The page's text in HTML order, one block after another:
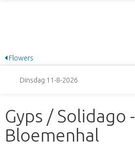
Flowers
Dinsdag 11-8-2026
Gyps / Solidago -
Bloemenhal